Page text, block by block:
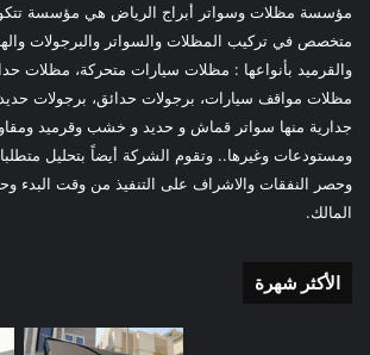
مؤسسة مظلات وسواتر أبراج الرياض هي مؤسسة
متخصص في تركيب المظلات والسواتر والبرجولات
والقرميد بأنواعها : مظلات سيارات متحركة، مظلات
مظلات مواقف سيارات، برجولات حدائق، برجولات
جدارية منها سواتر قماش و حديد و خشب وقرميد
ومستودعات وغيرها.. وتقوم الشركة أيضاً بتحليل
وحصر النفقات والاشراف على التنفيذ من وقت البدء
المالك.
الأكثر شهرة